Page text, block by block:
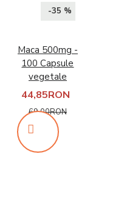
-35 %
Maca 500mg -
100 Capsule
vegetale
44,85RON
69,00RON